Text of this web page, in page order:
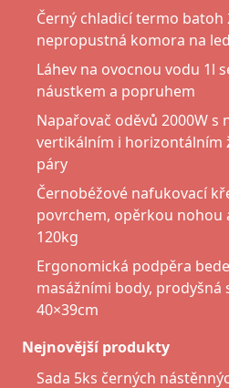
Černý chladicí termo batoh
nepropustná komora na
Láhev na ovocnou vodu 1l
náustkem a popruhem
Napařovač oděvů 2000W s
vertikálním i horizontálním
páry
Černobéžové nafukovací
povrchem, opěrkou nohou
120kg
Ergonomická podpěra
masážními body, prodyšná
40×39cm
Nejnovější produkty
Sada 5ks černých